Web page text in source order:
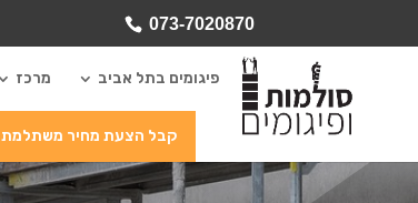
073-7020870
פיגומים בתל אביב מרכז
קבל הצעת מחיר משתלמת